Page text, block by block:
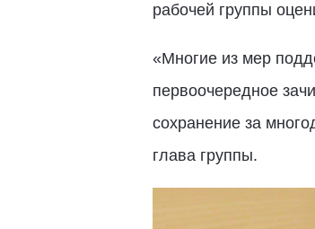
рабочей группы
«Многие из мер
первоочередное
сохранение за
глава группы.